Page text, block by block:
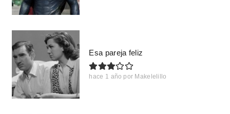
Esa pareja feliz
hace 1 año por Makelelillo